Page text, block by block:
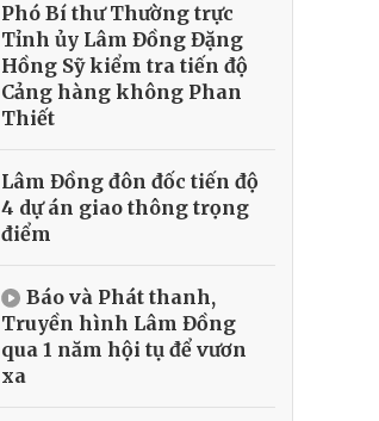
Phó Bí thư Thường trực
Tỉnh ủy Lâm Đồng Đặng
Hồng Sỹ kiểm tra tiến độ
Cảng hàng không Phan
Thiết
Lâm Đồng đôn đốc tiến độ
4 dự án giao thông trọng
điểm
Báo và Phát thanh,
Truyền hình Lâm Đồng
qua 1 năm hội tụ để vươn
xa